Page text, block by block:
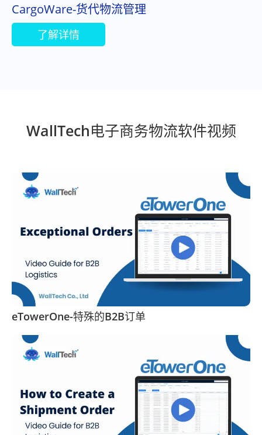
CargoWare-货代物流管理
了解详情
WallTech电子商务物流软件视频
eTowerOne-特殊的B2B订单